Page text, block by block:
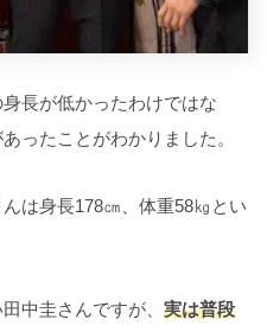
長が低かったわけではな
ったことがわかりました。
は身長178㎝、体重58㎏とい
中圭さんですが、 実は普段